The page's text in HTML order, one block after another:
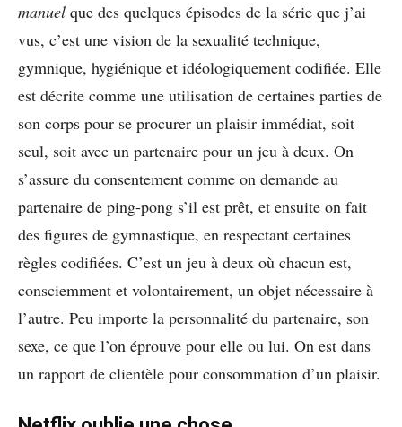
manuel que des quelques épisodes de la série que j’ai
vus, c’est une vision de la sexualité technique,
gymnique, hygiénique et idéologiquement codifiée. Elle
est décrite comme une utilisation de certaines parties de
son corps pour se procurer un plaisir immédiat, soit
seul, soit avec un partenaire pour un jeu à deux. On
s’assure du consentement comme on demande au
partenaire de ping-pong s’il est prêt, et ensuite on fait
des figures de gymnastique, en respectant certaines
règles codifiées. C’est un jeu à deux où chacun est,
consciemment et volontairement, un objet nécessaire à
l’autre. Peu importe la personnalité du partenaire, son
sexe, ce que l’on éprouve pour elle ou lui. On est dans
un rapport de clientèle pour consommation d’un plaisir.